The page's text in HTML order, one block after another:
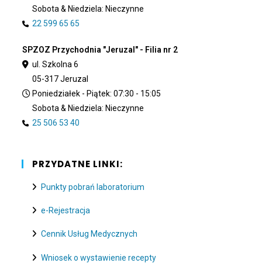
Sobota & Niedziela: Nieczynne
22 599 65 65
SPZOZ Przychodnia "Jeruzal" - Filia nr 2
ul. Szkolna 6
05-317 Jeruzal
Poniedziałek - Piątek: 07:30 - 15:05
Sobota & Niedziela: Nieczynne
25 506 53 40
PRZYDATNE LINKI:
Punkty pobrań laboratorium
e-Rejestracja
Cennik Usług Medycznych
Wniosek o wystawienie recepty